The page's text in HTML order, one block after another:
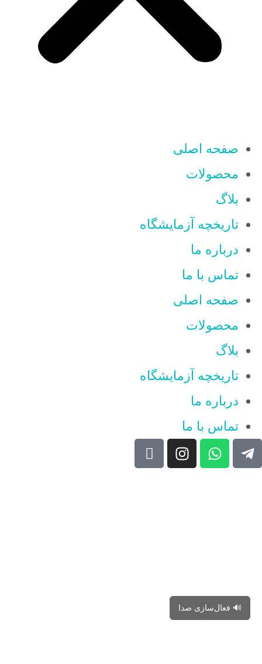
صفحه اصلی
محصولات
بلاگ
تاریخچه آزمایشگاه
درباره ما
تماس با ما
صفحه اصلی
محصولات
بلاگ
تاریخچه آزمایشگاه
درباره ما
تماس با ما
🔊 فعال‌سازی صدا